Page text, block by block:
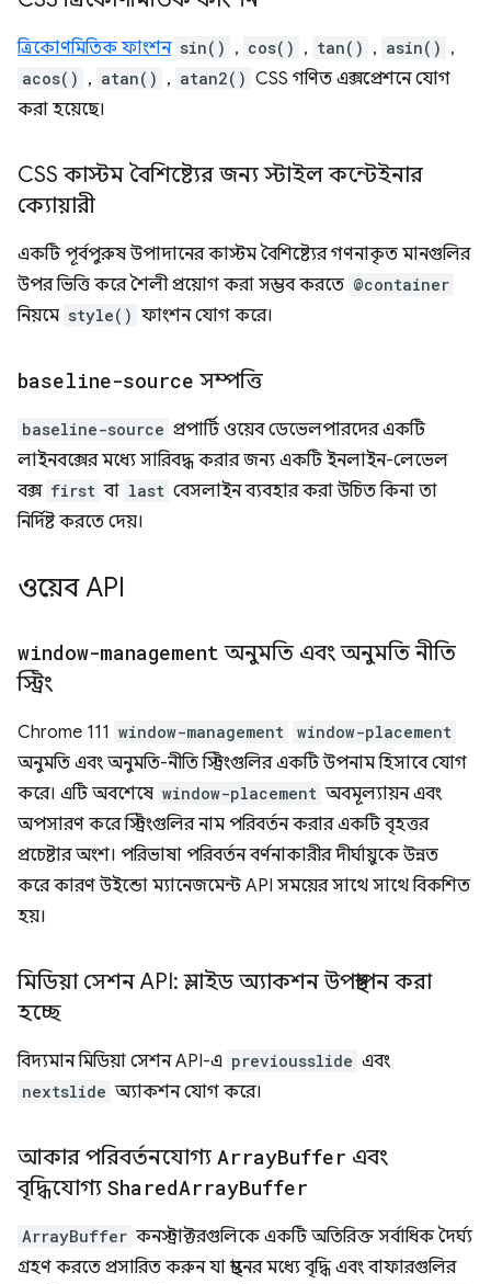
ত্রিকোণমিতিক ফাংশন sin() , cos() , tan() , asin() ,
acos() , atan() , atan2() CSS গণিত এক্সপ্রেশনে যোগ
করা হয়েছে।
CSS কাস্টম বৈশিষ্ট্যের জন্য স্টাইল কন্টেইনার
ক্যোয়ারী
একটি পূর্বপুরুষ উপাদানের কাস্টম বৈশিষ্ট্যের গণনাকৃত মানগুলির
উপর ভিত্তি করে শৈলী প্রয়োগ করা সম্ভব করতে @container
নিয়মে style() ফাংশন যোগ করে।
baseline-source সম্পত্তি
baseline-source প্রপার্টি ওয়েব ডেভেলপারদের একটি
লাইনবক্সের মধ্যে সারিবদ্ধ করার জন্য একটি ইনলাইন-লেভেল
বক্স first বা last বেসলাইন ব্যবহার করা উচিত কিনা তা
নির্দিষ্ট করতে দেয়।
ওয়েব API
window-management অনুমতি এবং অনুমতি নীতি
স্ট্রিং
Chrome 111 window-management window-placement
অনুমতি এবং অনুমতি-নীতি স্ট্রিংগুলির একটি উপনাম হিসাবে যোগ
করে। এটি অবশেষে window-placement অবমূল্যায়ন এবং
অপসারণ করে স্ট্রিংগুলির নাম পরিবর্তন করার একটি বৃহত্তর
প্রচেষ্টার অংশ। পরিভাষা পরিবর্তন বর্ণনাকারীর দীর্ঘায়ুকে উন্নত
করে কারণ উইন্ডো ম্যানেজমেন্ট API সময়ের সাথে সাথে বিকশিত
হয়।
মিডিয়া সেশন API: স্লাইড অ্যাকশন উপস্থাপন করা
হচ্ছে
বিদ্যমান মিডিয়া সেশন API-এ previousslide এবং
nextslide অ্যাকশন যোগ করে।
আকার পরিবর্তনযোগ্য ArrayBuffer এবং
বৃদ্ধিযোগ্য SharedArrayBuffer
ArrayBuffer কনস্ট্রাক্টরগুলিকে একটি অতিরিক্ত সর্বাধিক দৈর্ঘ্য
গ্রহণ করতে প্রসারিত করুন যা স্থানের মধ্যে বৃদ্ধি এবং বাফারগুলির